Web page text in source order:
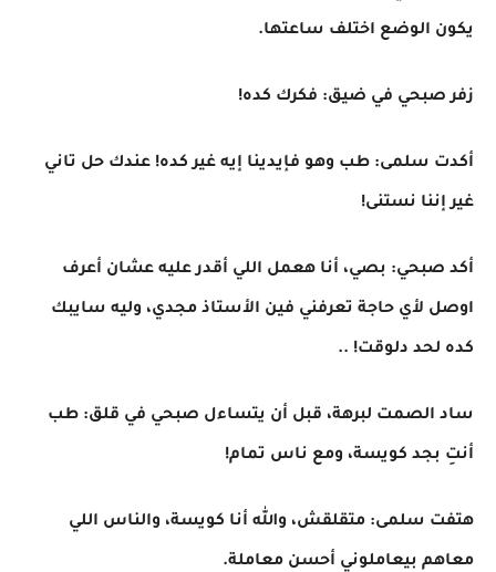
يكون الوضع اختلف ساعتها.
زفر صبحي في ضيق: فكرك كده!
أكدت سلمى: طب وهو فإيدينا إيه غير كده! عندك حل تاني
غير إننا نستنى!
أكد صبحي: بصي، أنا هعمل اللي أقدر عليه عشان أعرف
اوصل لأي حاجة تعرفني فين الأستاذ مجدي، وليه سايبك
كده لحد دلوقت! ..
ساد الصمت لبرهة، قبل أن يتساءل صبحي في قلق: طب
أنتِ بجد كويسة، ومع ناس تمام!
هتفت سلمى: متقلقش، والله أنا كويسة، والناس اللي
معاهم بيعاملوني أحسن معاملة.